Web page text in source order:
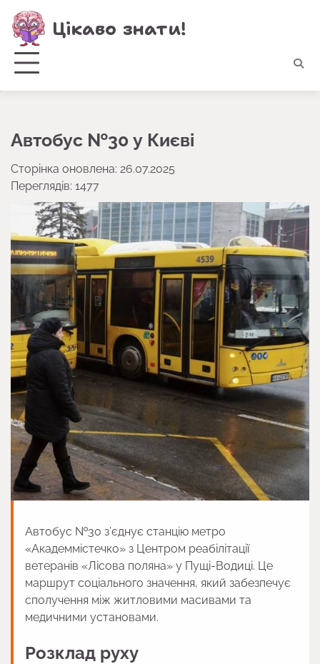
Перейти
до
вмісту
Цікаво знати!
Автобус №30 у Києві
Сторінка оновлена: 26.07.2025
Переглядів: 1477
Автобус №30 з’єднує станцію метро
«Академмістечко» з Центром реабілітації
ветеранів «Лісова поляна» у Пущі-Водиці. Це
маршрут соціального значення, який забезпечує
сполучення між житловими масивами та
медичними установами.
Розклад руху